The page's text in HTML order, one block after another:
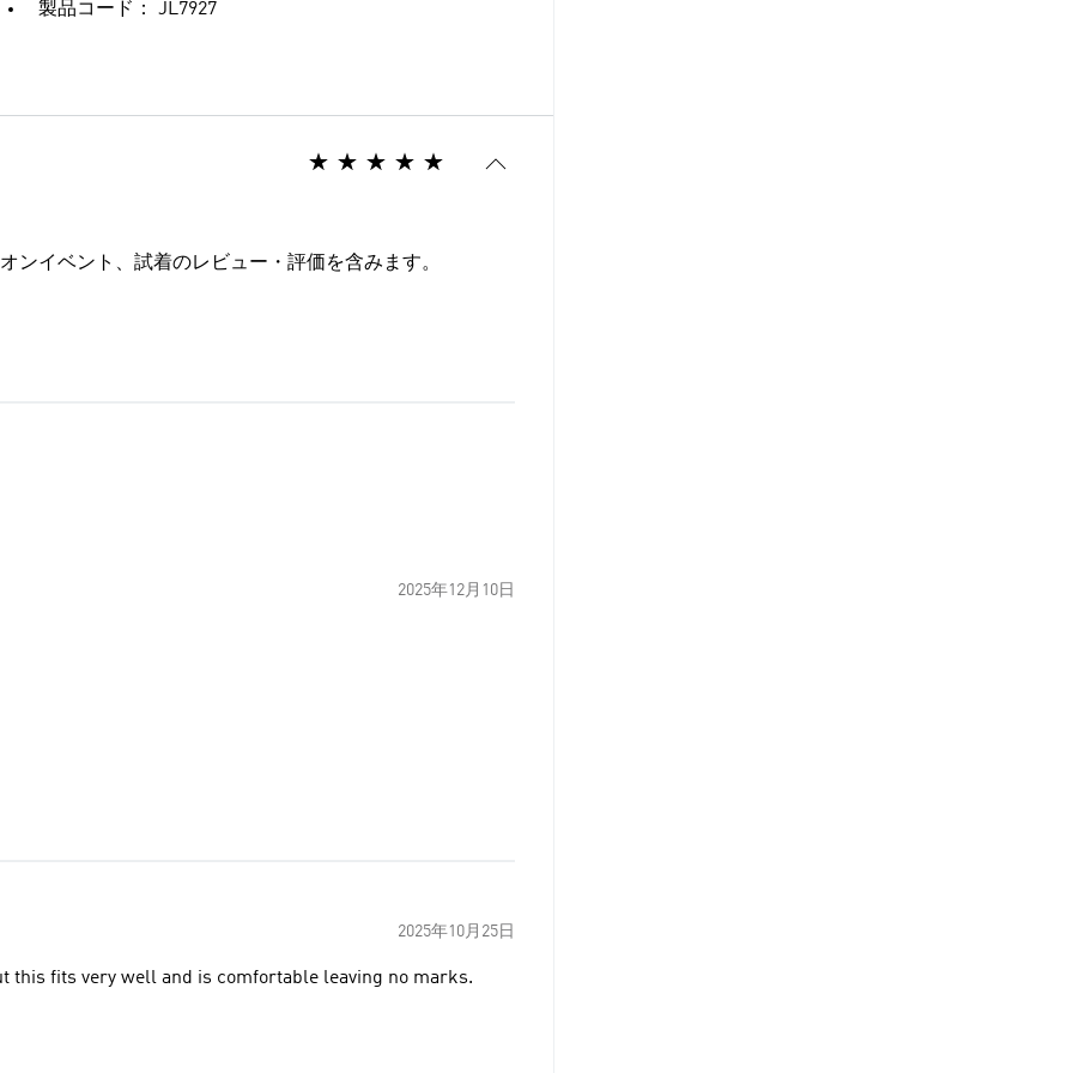
製品コード： JL7927
ンイベント、試着のレビュー・評価を含みます。
2025年12月10日
2025年10月25日
this fits very well and is comfortable leaving no marks.